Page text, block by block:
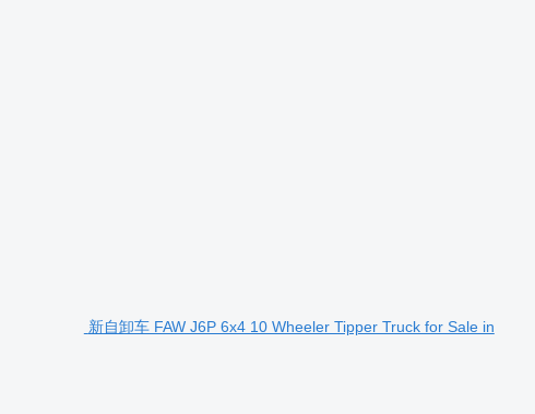
新自卸车 FAW J6P 6x4 10 Wheeler Tipper Truck for Sale in